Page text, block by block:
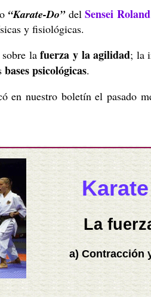
“Karate-Do”delSensei
y fisiológicas.
lafuerza y la agilidad; la
bases psicológicas.
en nuestro boletín el pasado
La fuerza
a) Contracción